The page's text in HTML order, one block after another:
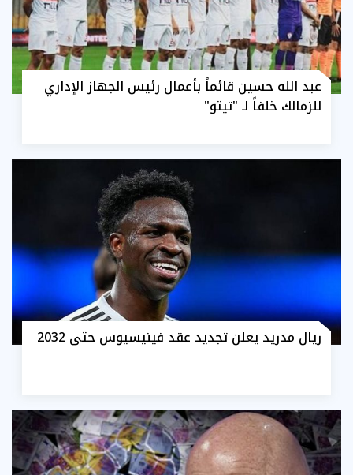
عبد الله حسين قائماً بأعمال رئيس الجهاز الإداري
للزمالك خلفاً لـ "تيتو"
ريال مدريد يعلن تجديد عقد فينيسيوس حتى 2032